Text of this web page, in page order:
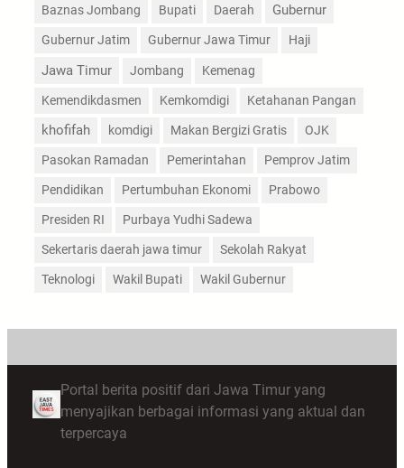
Baznas Jombang Bupati Daerah Gubernur
Gubernur Jatim Gubernur Jawa Timur Haji
Jawa Timur Jombang Kemenag
Kemendikdasmen Kemkomdigi Ketahanan Pangan
khofifah komdigi Makan Bergizi Gratis OJK
Pasokan Ramadan Pemerintahan Pemprov Jatim
Pendidikan Pertumbuhan Ekonomi Prabowo
Presiden RI Purbaya Yudhi Sadewa
Sekertaris daerah jawa timur Sekolah Rakyat
Teknologi Wakil Bupati Wakil Gubernur
Portal berita positif dari Jawa Timur yang
menyajikan berbagai informasi yang aktual dan
terpercaya